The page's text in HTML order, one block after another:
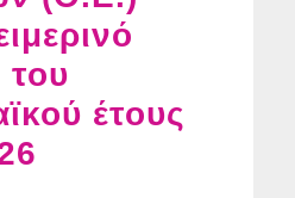
του
έτους